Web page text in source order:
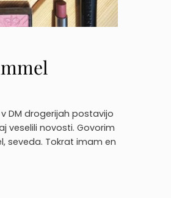
DM drogerijah postavijo
veselili novosti. Govorim
seveda. Tokrat imam en